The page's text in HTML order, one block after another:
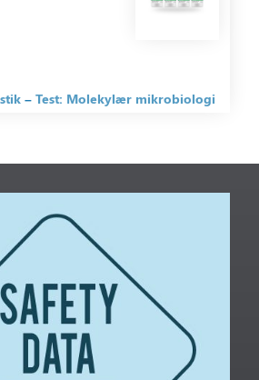
Test: Molekylær mikrobiologi